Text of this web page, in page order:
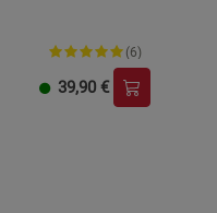
(6)
39,90 €